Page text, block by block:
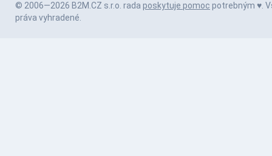
© 2006—2026 B2M.CZ s.r.o. rada poskytuje pomoc potrebným ♥️.
práva vyhradené.